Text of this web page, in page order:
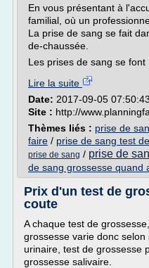
En vous présentant à
familial, où un
La prise de sang se fait
de-chaussée.
Les prises de sang se font
Lire la suite
Date: 2017-09-05 07:50:43
Site : http://
Thèmes liés : prise de
faire / prise de sang test
prise de sang / prise de
de sang grossesse quand
Prix d'un test de
coute
A chaque test de
grossesse varie donc
urinaire, test de grossesse
grossesse salivaire.